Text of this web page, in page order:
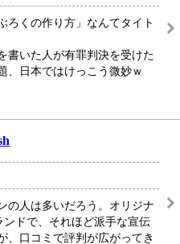
ろくの作り方」なんてタイト
書いた人が有罪判決を受けた
、日本ではけっこう微妙ｗ
の人は多いだろう。オリジナ
ドで、それほど派手な宣伝
、口コミで評判が広がってき